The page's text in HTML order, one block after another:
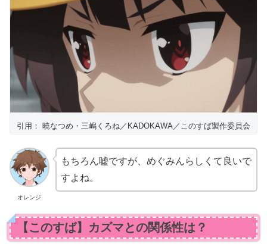
引用： 暁なつめ・三嶋くろね／KADOKAWA／このすば製作委員会
オレンジ
もちろん嘘ですが、めぐみんらしくて良いで
すよね。
【このすば】カズマとの関係性は？